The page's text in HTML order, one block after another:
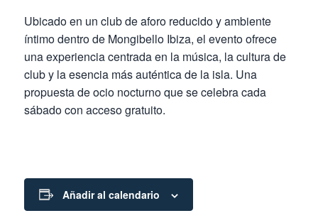
Ubicado en un club de aforo reducido y ambiente
íntimo dentro de Mongibello Ibiza, el evento ofrece
una experiencia centrada en la música, la cultura de
club y la esencia más auténtica de la isla. Una
propuesta de ocio nocturno que se celebra cada
sábado con acceso gratuito.
Añadir al calendario